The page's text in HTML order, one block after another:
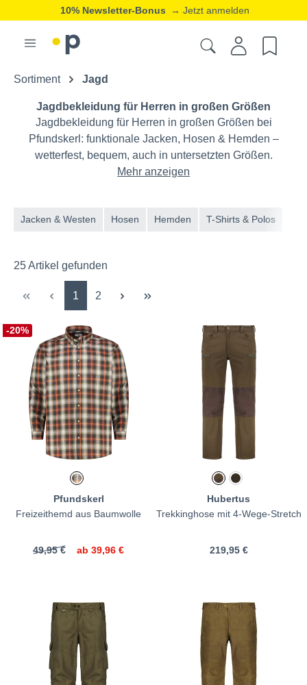
20% Neukunden-Rabatt → Jetzt registrierenⓘ
Sortiment Jagd
Jagdbekleidung für Herren in großen Größen
Jagdbekleidung für Herren in großen Größen bei
Pfundskerl: funktionale Jacken, Hosen & Hemden –
wetterfest, bequem, auch in untersetzten Größen.
Mehr anzeigen
Jacken & Westen Hosen Hemden T-Shirts & Polos
25 Artikel gefunden
Seite
1 Seite
2
-20%
Pfundskerl
Freizeithemd aus Baumwolle
49,95 € ab 39,96 €
Hubertus
Trekkinghose mit 4-Wege-Stretch
219,95 €